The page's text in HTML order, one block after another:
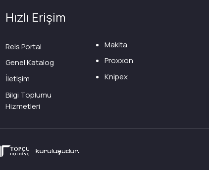
Hızlı Erişim
Reis Portal
Genel Katalog
İletişim
Bilgi Toplumu
Hizmetleri
Makita
Proxxon
Knipex